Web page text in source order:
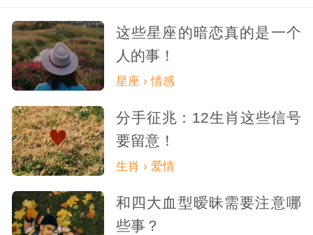
很好，很少在微信聊天中透露自己的真实想
法和感受。这种保护意识虽然有助于他们保
持独立和自主，但在建立亲密关系方面却可
能构成障碍。在微信聊天中，过于保护自己
的隐私可能会让对方感到难以接近和了解。
因此，AB血型人在微信聊天时，需要适当放
宽心态，勇于展示自己的真实面貌和内心世
这些星座的暗恋真的是一个
人的事！
星座 › 情感
分手征兆：12生肖这些信号
要留意！
生肖 › 爱情
和四大血型暧昧需要注意哪
些事？